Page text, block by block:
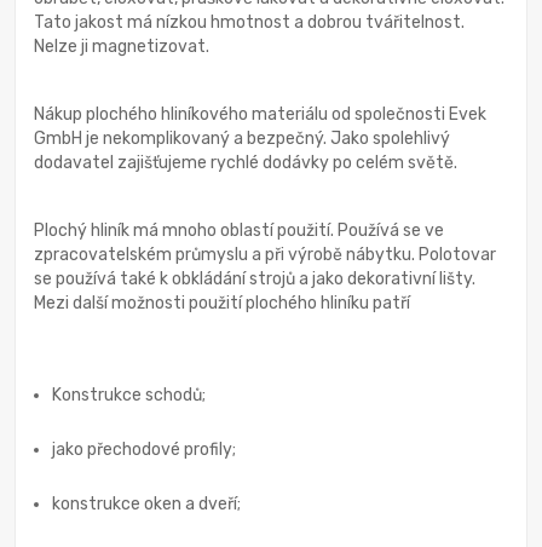
Tato jakost má nízkou hmotnost a dobrou tvářitelnost.
Nelze ji magnetizovat.
Nákup plochého hliníkového materiálu od společnosti Evek
GmbH je nekomplikovaný a bezpečný. Jako spolehlivý
dodavatel zajišťujeme rychlé dodávky po celém světě.
Plochý hliník má mnoho oblastí použití. Používá se ve
zpracovatelském průmyslu a při výrobě nábytku. Polotovar
se používá také k obkládání strojů a jako dekorativní lišty.
Mezi další možnosti použití plochého hliníku patří
Konstrukce schodů;
jako přechodové profily;
konstrukce oken a dveří;